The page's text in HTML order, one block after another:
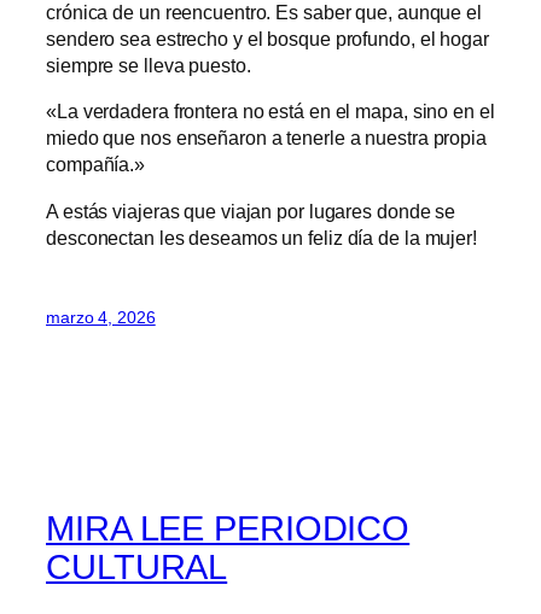
crónica de un reencuentro. Es saber que, aunque el
sendero sea estrecho y el bosque profundo, el hogar
siempre se lleva puesto.
«La verdadera frontera no está en el mapa, sino en el
miedo que nos enseñaron a tenerle a nuestra propia
compañía.»
A estás viajeras que viajan por lugares donde se
desconectan les deseamos un feliz día de la mujer!
marzo 4, 2026
MIRA LEE PERIODICO
CULTURAL